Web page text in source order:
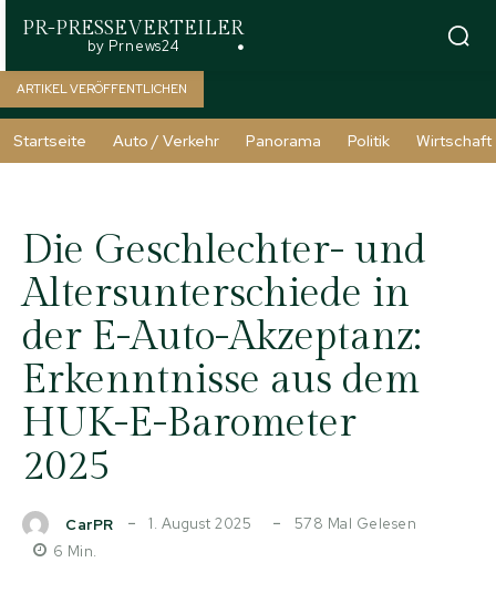
PR-PRESSEVERTEILER
by Prnews24
ARTIKEL VERÖFFENTLICHEN
Startseite Auto / Verkehr Panorama Politik Wirtschaft
Die Geschlechter- und
Altersunterschiede in
der E-Auto-Akzeptanz:
Erkenntnisse aus dem
HUK-E-Barometer
2025
CarPR 1. August 2025 578 Mal Gelesen
6 Min.